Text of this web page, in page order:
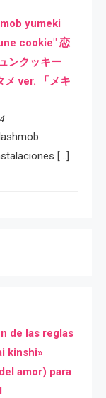
yumeki
cookie" 恋
ンクッキー
ver. 「メキ
[…]
de las reglas
kinshi»
amor) para